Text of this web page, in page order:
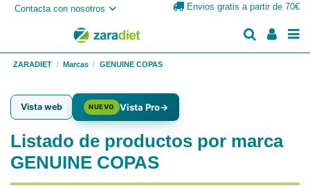
Contacta con nosotros Envios gratis a partir de 70€
ZARADIET Marcas GENUINE COPAS
Vista web NUEVO Vista Pro→
Listado de productos por marca
GENUINE COPAS